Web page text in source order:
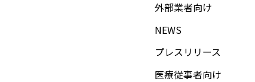
外部業者向け
NEWS
プレスリリース
医療従事者向け